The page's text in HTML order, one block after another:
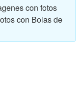
con fotos
con Bolas de